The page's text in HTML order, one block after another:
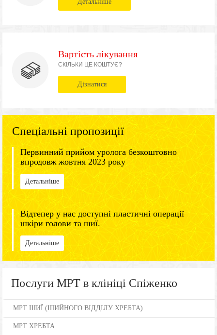
Детальніше
Вартість лікування
СКІЛЬКИ ЦЕ КОШТУЄ?
Дізнатися
Спеціальні пропозиції
Первинний прийом уролога безкоштовно
впродовж жовтня 2023 року
Детальніше
Відтепер у нас доступні пластичні операції
шкіри голови та шиї.
Детальніше
Послуги МРТ в клініці Спіженко
МРТ ШИЇ (ШИЙНОГО ВІДДІЛУ ХРЕБТА)
МРТ ХРЕБТА